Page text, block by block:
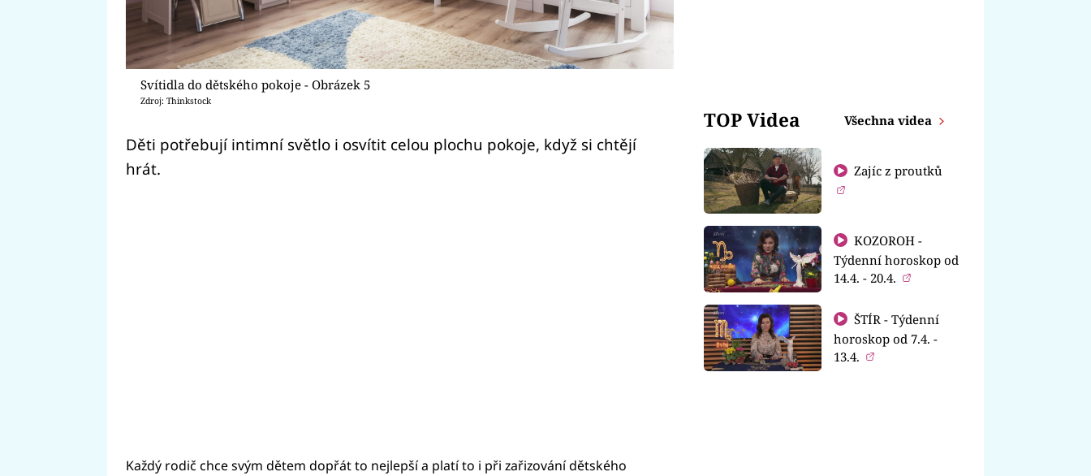
Svítidla do dětského pokoje - Obrázek 5
Zdroj: Thinkstock
Děti potřebují intimní světlo i osvítit celou plochu pokoje, když si chtějí
hrát.
Každý rodič chce svým dětem dopřát to nejlepší a platí to i při zařizování dětského
TOP Videa Všechna videa
Zajíc z proutků
KOZOROH -
Týdenní horoskop od
14.4. - 20.4.
ŠTÍR - Týdenní
horoskop od 7.4. -
13.4.